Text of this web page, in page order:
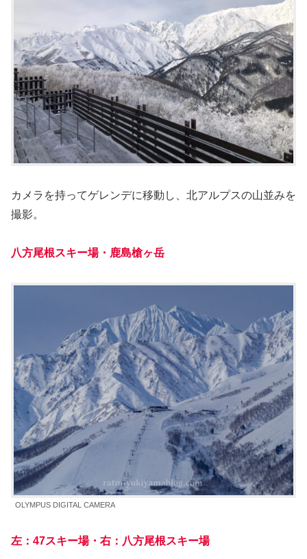
カメラを持ってゲレンデに移動し、北アルプスの山並みを
撮影。
八方尾根スキー場・ 鹿島槍ヶ岳
OLYMPUS DIGITAL CAMERA
左：47スキー場・右：八方尾根スキー場